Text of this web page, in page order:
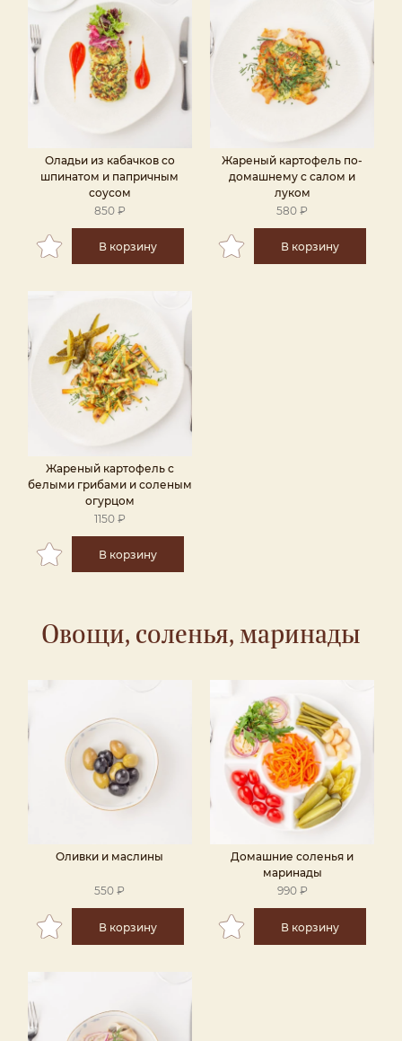
Оладьи из кабачков со
шпинатом и папричным
соусом
850 ₽
В корзину
Жареный картофель по-
домашнему с салом и
луком
580 ₽
В корзину
Жареный картофель с
белыми грибами и соленым
огурцом
1150 ₽
В корзину
Овощи, соленья, маринады
Оливки и маслины
550 ₽
В корзину
Домашние соленья и
маринады
990 ₽
В корзину